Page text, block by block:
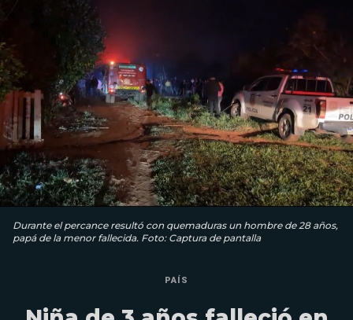
Durante el percance resultó con quemaduras un hombre de 28 años,
papá de la menor fallecida. Foto: Captura de pantalla
PAÍS